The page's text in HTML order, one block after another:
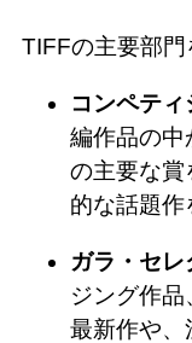
TIFFの主要部門
コンペティ
編作品の中
の主要な賞
的な話題作
ガラ・セレ
ジング作
最新作や、